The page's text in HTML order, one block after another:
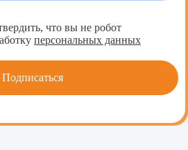
что вы не робот
персональных данных